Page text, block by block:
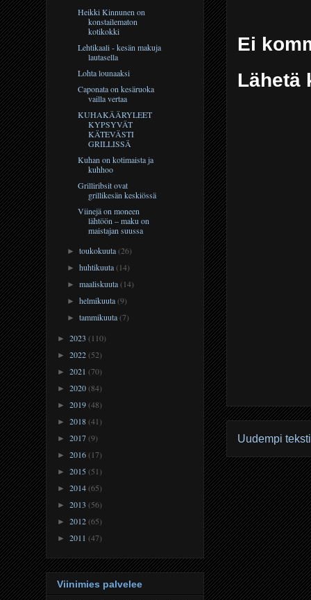
Ei
Lähetä
Uudempi teksti
Heikki Kinnunen on
konstailematon
kotikokki
Lehtikaali - kesän makuja
lautasella
Lohta lounaaksi
Caponata on kesäruoka
vailla vertaa
KUHAKÄÄRYLEET
KYPSYVÄT
KÄTEVÄSTI
GRILLISSÄ
Kuhan on kotimaista ja
kuhhoo
Grilliribsit ovat
grillikesän keskiössä
Viinejä on moneen
lähtöön – maku on
maistajan suussa
►toukokuuta(26)
►huhtikuuta(14)
►maaliskuuta(14)
►helmikuuta(9)
►tammikuuta(7)
► 2023 (110)
► 2022(52)
► 2021 (70)
► 2020(84)
► 2019(48)
► 2018(41)
► 2017(9)
► 2016(17)
► 2015(51)
► 2014(65)
► 2013 (56)
► 2012(65)
► 2011 (47)
Viinimies palvelee